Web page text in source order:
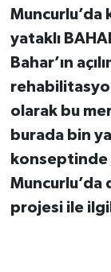
Muncurlu’da
yataklı
Bahar’ın
olarak bu
burada bin
konseptinde
Muncurlu’da
projesi ile